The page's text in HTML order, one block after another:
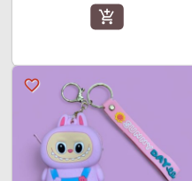
add_shopping_cart
favorite_border